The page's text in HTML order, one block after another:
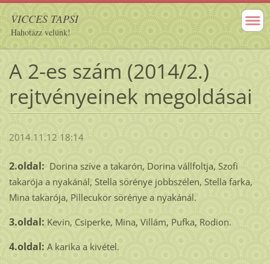
VICCES TAPSI
Hahotázz velünk!
A 2-es szám (2014/2.)
rejtvényeinek megoldásai
2014.11.12 18:14
2.oldal: Dorina szíve a takarón, Dorina vállfoltja, Szofi
takarója a nyakánál, Stella sörénye jobbszélen, Stella farka,
Mina takarója, Pillecukor sörénye a nyakánál.
3.oldal: Kevin, Csiperke, Mina, Villám, Pufka, Rodion.
4.oldal: A karika a kivétel.